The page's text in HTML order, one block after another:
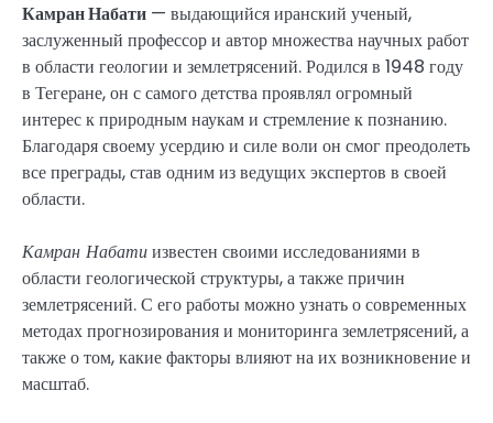
Камран Набати — выдающийся иранский ученый,
заслуженный профессор и автор множества научных работ
в области геологии и землетрясений. Родился в 1948 году
в Тегеране, он с самого детства проявлял огромный
интерес к природным наукам и стремление к познанию.
Благодаря своему усердию и силе воли он смог преодолеть
все преграды, став одним из ведущих экспертов в своей
области.
Камран Набатиизвестен своими исследованиями в
области геологической структуры, а также причин
землетрясений. С его работы можно узнать о современных
методах прогнозирования и мониторинга землетрясений, а
также о том, какие факторы влияют на их возникновение и
масштаб.